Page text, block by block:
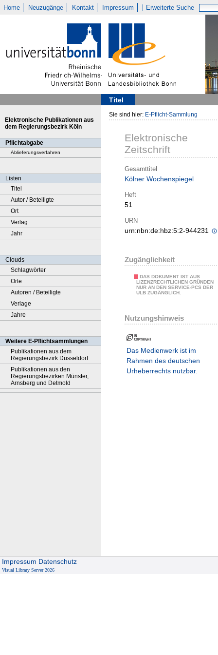
Home Neuzugänge Kontakt Impressum Erweiterte Suche
Titel
Elektronische Publikationen aus
dem Regierungsbezirk Köln
Pflichtabgabe
Ablieferungsverfahren
Listen
Titel
Autor / Beteiligte
Ort
Verlag
Jahr
Clouds
Schlagwörter
Orte
Autoren / Beteiligte
Verlage
Jahre
Weitere E-Pflichtsammlungen
Publikationen aus dem
Regierungsbezirk Düsseldorf
Publikationen aus den
Regierungsbezirken Münster,
Arnsberg und Detmold
Sie sind hier: E-Pflicht-Sammlung
Elektronische
Zeitschrift
Gesamttitel
Kölner Wochenspiegel
Heft
51
URN
urn:nbn:de:hbz:5:2-944231
Zugänglichkeit
DAS DOKUMENT IST AUS
LIZENZRECHTLICHEN GRÜNDEN
NUR AN DEN SERVICE-PCS DER
ULB ZUGÄNGLICH.
Nutzungshinweis
Das Medienwerk ist im
Rahmen des deutschen
Urheberrechts nutzbar.
Impressum Datenschutz
Visual Library Server 2026